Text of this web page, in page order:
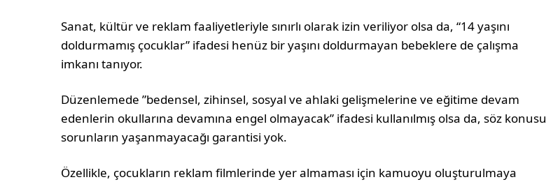
Sanat, kültür ve reklam faaliyetleriyle sınırlı olarak izin veriliyor olsa da, “14 yaşını
doldurmamış çocuklar” ifadesi henüz bir yaşını doldurmayan bebeklere de çalışma
imkanı tanıyor.
Düzenlemede ”bedensel, zihinsel, sosyal ve ahlaki gelişmelerine ve eğitime devam
edenlerin okullarına devamına engel olmayacak” ifadesi kullanılmış olsa da, söz konusu
sorunların yaşanmayacağı garantisi yok.
Özellikle, çocukların reklam filmlerinde yer almaması için kamuoyu oluşturulmaya